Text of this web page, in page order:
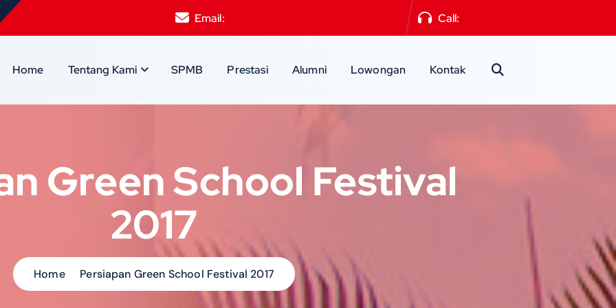
Email: Call:
Home Tentang Kami SPMB Prestasi Alumni Lowongan Kontak
Green School Festival
2017
Home Persiapan Green School Festival 2017